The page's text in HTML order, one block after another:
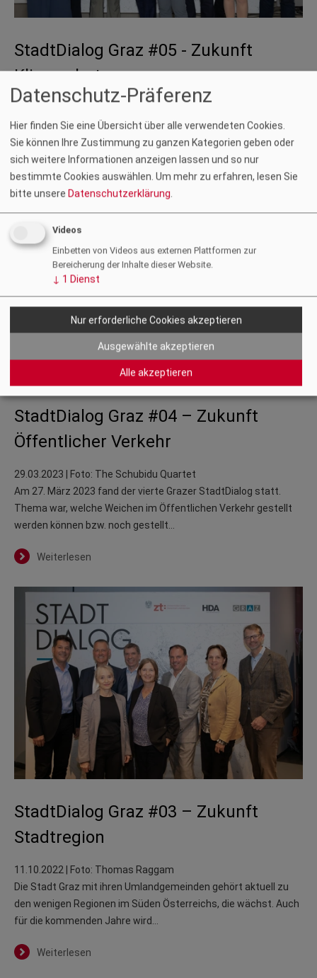
Datenschutz-Präferenz
Hier finden Sie eine Übersicht über alle verwendeten Cookies.
Sie können Ihre Zustimmung zu ganzen Kategorien geben oder
sich weitere Informationen anzeigen lassen und so nur
bestimmte Cookies auswählen. Um mehr zu erfahren, lesen Sie
bitte unsere Datenschutzerklärung.
Videos
Einbetten von Videos aus externen Plattformen zur
Bereicherung der Inhalte dieser Website.
↓ 1 Dienst
Nur erforderliche Cookies akzeptieren
Ausgewählte akzeptieren
Alle akzeptieren
StadtDialog Graz #05 - Zukunft
Klimaschutz
Der fünfte Grazer StadtDialog fand am 4. Juli 2023 im Haus der
Architektur statt und lockte zahlreiche Interessierte an.
Angesichts des sommerlichen…
Weiterlesen
StadtDialog Graz #04 – Zukunft
Öffentlicher Verkehr
29.03.2023 | Foto: The Schubidu Quartet
Am 27. März 2023 fand der vierte Grazer StadtDialog statt.
Thema war, welche Weichen im Öffentlichen Verkehr gestellt
werden können bzw. noch gestellt…
Weiterlesen
StadtDialog Graz #03 – Zukunft
Stadtregion
11.10.2022
| Foto: Thomas Raggam
Die Stadt Graz mit ihren Umlandgemeinden gehört aktuell zu
den wenigen Regionen im Süden Österreichs, die wächst. Auch
für die kommenden Jahre wird…
Weiterlesen